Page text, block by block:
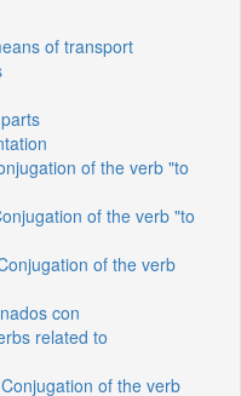
of transport
of the verb "to
of the verb "to
of the verb
con
related to
of the verb